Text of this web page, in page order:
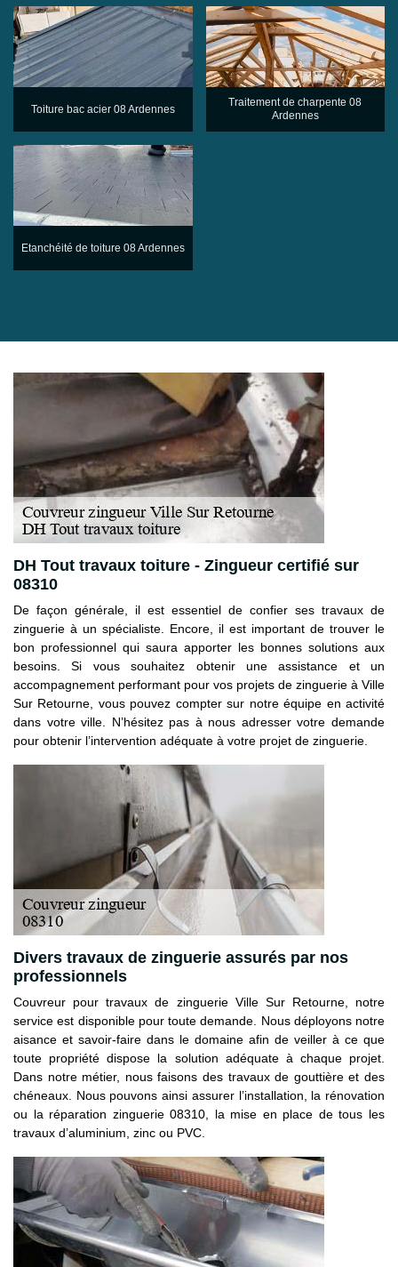
Toiture bac acier 08 Ardennes
Traitement de charpente 08
Ardennes
Etanchéité de toiture 08 Ardennes
DH Tout travaux toiture - Zingueur certifié sur
08310
De façon générale, il est essentiel de confier ses travaux de
zinguerie à un spécialiste. Encore, il est important de trouver le
bon professionnel qui saura apporter les bonnes solutions aux
besoins. Si vous souhaitez obtenir une assistance et un
accompagnement performant pour vos projets de zinguerie à Ville
Sur Retourne, vous pouvez compter sur notre équipe en activité
dans votre ville. N’hésitez pas à nous adresser votre demande
pour obtenir l’intervention adéquate à votre projet de zinguerie.
Divers travaux de zinguerie assurés par nos
professionnels
Couvreur pour travaux de zinguerie Ville Sur Retourne, notre
service est disponible pour toute demande. Nous déployons notre
aisance et savoir-faire dans le domaine afin de veiller à ce que
toute propriété dispose la solution adéquate à chaque projet.
Dans notre métier, nous faisons des travaux de gouttière et des
chéneaux. Nous pouvons ainsi assurer l’installation, la rénovation
ou la réparation zinguerie 08310, la mise en place de tous les
travaux d’aluminium, zinc ou PVC.